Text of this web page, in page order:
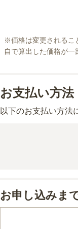
※価格は変更されるこ
自で算出した価格が一
お支払い方法
以下のお支払い方法
お申し込みま